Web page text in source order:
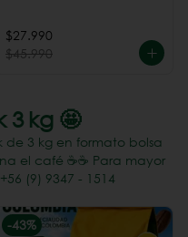
$27.990
$45.990
kg 🤩
3 kg en formato bolsa
el café ☕️☕️ Para mayor
(9) 9347 - 1514
-43%